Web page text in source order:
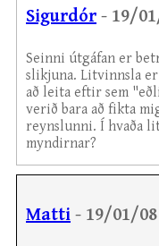
Sigurdór - 19/
Seinni útgáfan er
slikjuna. Litvinnsla
að leita eftir sem
verið bara að fikta
reynslunni. Í hvaða
myndirnar?
Matti - 19/01/08